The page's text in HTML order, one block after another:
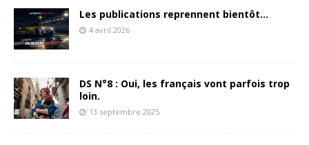
Les publications reprennent bientôt…
4 avril 2026
DS N°8 : Oui, les français vont parfois trop
loin.
13 septembre 2025